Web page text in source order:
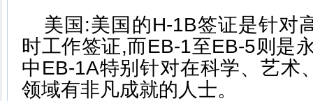
美国:美国的H-1B签证是针对
时工作签证,而EB-1至EB-5则是
中EB-1A特别针对在科学、艺术
领域有非凡成就的人士。